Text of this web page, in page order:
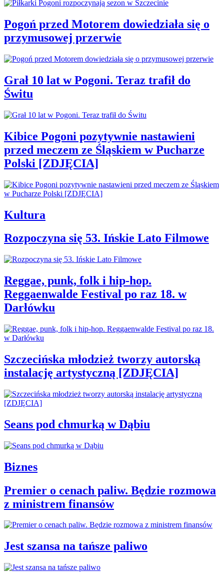
Pogoń przed Motorem dowiedziała się o
przymusowej przerwie
Grał 10 lat w Pogoni. Teraz trafił do
Świtu
Kibice Pogoni pozytywnie nastawieni
przed meczem ze Śląskiem w Pucharze
Polski [ZDJĘCIA]
Kultura
Rozpoczyna się 53. Ińskie Lato Filmowe
Reggae, punk, folk i hip-hop.
Reggaenwalde Festival po raz 18. w
Darłówku
Szczecińska młodzież tworzy autorską
instalację artystyczną [ZDJĘCIA]
Seans pod chmurką w Dąbiu
Biznes
Premier o cenach paliw. Będzie rozmowa
z ministrem finansów
Jest szansa na tańsze paliwo